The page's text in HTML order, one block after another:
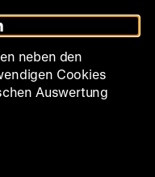
- 00.00 Uhr
neben den
Cookies
Auswertung